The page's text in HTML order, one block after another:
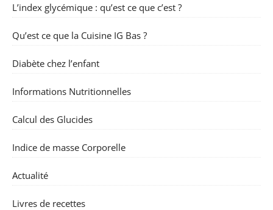
L’index glycémique : qu’est ce que c’est ?
Qu’est ce que la Cuisine IG Bas ?
Diabète chez l’enfant
Informations Nutritionnelles
Calcul des Glucides
Indice de masse Corporelle
Actualité
Livres de recettes